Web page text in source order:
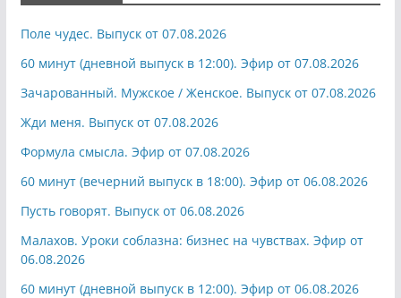
Поле чудес. Выпуск от 07.08.2026
60 минут (дневной выпуск в 12:00). Эфир от 07.08.2026
Зачарованный. Мужское / Женское. Выпуск от 07.08.2026
Жди меня. Выпуск от 07.08.2026
Формула смысла. Эфир от 07.08.2026
60 минут (вечерний выпуск в 18:00). Эфир от 06.08.2026
Пусть говорят. Выпуск от 06.08.2026
Малахов. Уроки соблазна: бизнес на чувствах. Эфир от
06.08.2026
60 минут (дневной выпуск в 12:00). Эфир от 06.08.2026